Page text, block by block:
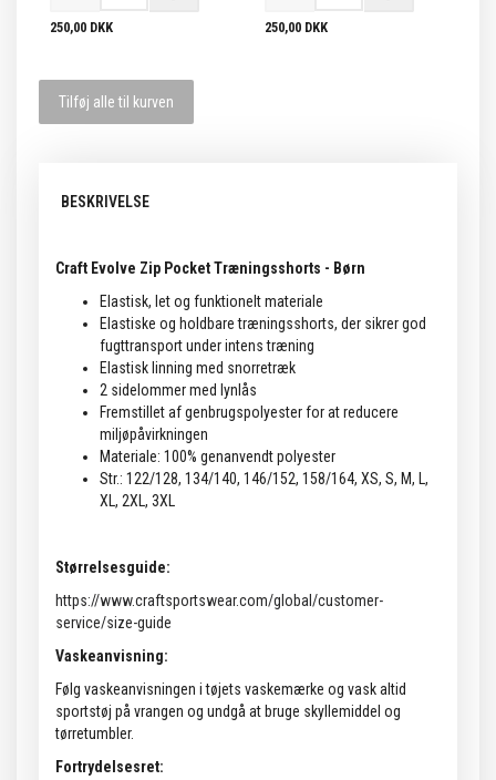
250,00 DKK 250,00 DKK
Tilføj alle til kurven
BESKRIVELSE
Craft Evolve Zip Pocket Træningsshorts - Børn
Elastisk, let og funktionelt materiale
Elastiske og holdbare træningsshorts, der sikrer god
fugttransport under intens træning
Elastisk linning med snorretræk
2 sidelommer med lynlås
Fremstillet af genbrugspolyester for at reducere
miljøpåvirkningen
Materiale: 100% genanvendt polyester
Str.: 122/128, 134/140, 146/152, 158/164, XS, S, M, L,
XL, 2XL, 3XL
Størrelsesguide:
https://www.craftsportswear.com/global/customer-
service/size-guide
Vaskeanvisning:
Følg vaskeanvisningen i tøjets vaskemærke og vask altid
sportstøj på vrangen og undgå at bruge skyllemiddel og
tørretumbler.
Fortrydelsesret: